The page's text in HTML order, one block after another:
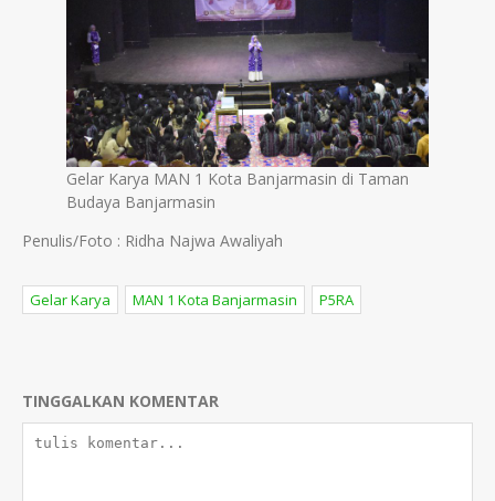
Gelar Karya MAN 1 Kota Banjarmasin di Taman
Budaya Banjarmasin
Penulis/Foto : Ridha Najwa Awaliyah
Gelar Karya MAN 1 Kota Banjarmasin P5RA
TINGGALKAN KOMENTAR